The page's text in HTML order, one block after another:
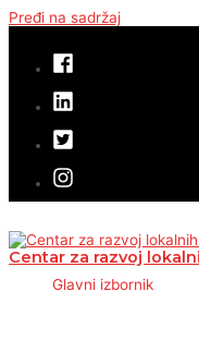
Pređi na sadržaj
Centar za razvoj
Glavni izbornik